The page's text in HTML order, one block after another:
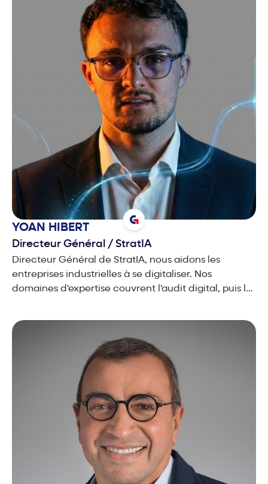
YOAN HIBERT
Directeur Général / StratIA
Directeur Général de StratIA, nous aidons les
entreprises industrielles à se digitaliser. Nos
domaines d'expertise couvrent l'audit digital, puis le
automatisations, IA et RAG, sur-mesure.